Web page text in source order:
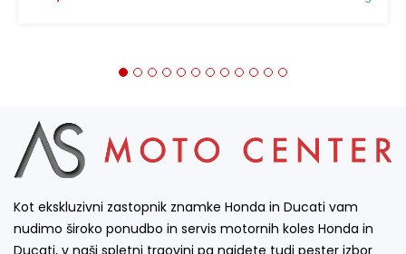
Kot ekskluzivni zastopnik znamke Honda in Ducati vam
nudimo široko ponudbo in servis motornih koles Honda in
Ducati, v naši spletni trgovini pa najdete tudi pester izbor